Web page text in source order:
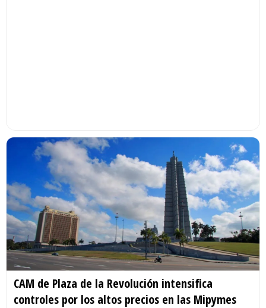
CAM de Plaza de la Revolución intensifica
controles por los altos precios en las Mipymes